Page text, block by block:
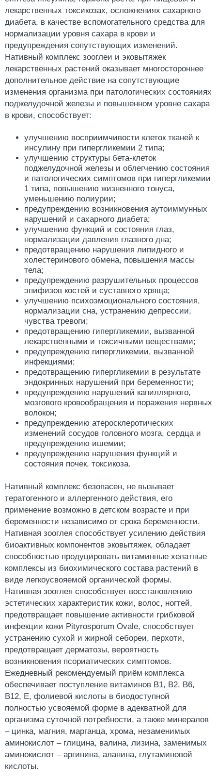
лекарственных токсикозах, осложнениях сахарного
диабета, в качестве вспомогательного средства для
нормализации уровня сахара в крови и
предупреждения сопутствующих изменений.
Нативный комплекс зооглеи и эковытяжек
лекарственных растений оказывает многостороннее
дополнительное действие на сопутствующие
изменения организма при патологических состояниях
поджелудочной железы и повышенном уровне сахара
в крови, способствует:
улучшению восприимчивости клеток тканей к
инсулину при гипергликемии 2 типа;
улучшению структуры бета-клеток
поджелудочной железы и облегчению состояния
и патологических симптомов при гипергликемии
1 типа, повышению жизненного тонуса,
уменьшению полиурии;
предупреждению возникновения аутоиммунных
нарушений и сахарного диабета;
улучшению функций и состояния глаз,
нормализации давления глазного дна;
предотвращению нарушения липидного и
холестеринового обмена, повышения массы
тела;
предупреждению разрушительных процессов
эпифизов костей и суставного хряща;
улучшению психоэмоционального состояния,
нормализации сна, устранению депрессии,
чувства тревоги;
предотвращению гипергликемии, вызванной
лекарственными и токсичными веществами;
предупреждению гипергликемии, вызванной
инфекциями;
предотвращению гипергликемии в результате
эндокринных нарушений при беременности;
предупреждению нарушений капиллярного,
мозгового кровообращения и поражения нервных
волокон;
предупреждению атеросклеротических
изменений сосудов головного мозга, сердца и
предупреждению ишемии;
предупреждению нарушения функций и
состояния почек, токсикоза.
Нативный комплекс безопасен, не вызывает
тератогенного и аллергенного действия, его
применение возможно в детском возрасте и при
беременности независимо от срока беременности.
Нативная зооглея способствует усилению действия
биоактивных компонентов эковытяжек, обладает
способностью продуцировать витаминные хелатные
комплексы из биохимического состава растений в
виде легкоусвояемой органической формы.
Нативная зооглея способствует восстановлению
эстетических характеристик кожи, волос, ногтей,
предотвращает повышение активности грибковой
инфекции кожи Pityrosporum Ovale, способствует
устранению сухой и жирной себореи, перхоти,
предотвращает дерматозы, вероятность
возникновения псориатических симптомов.
Ежедневный рекомендуемый приём комплекса
обеспечивает поступление витаминов В1, В2, В6,
В12, Е, фолиевой кислоты в биодоступной
полностью усвояемой форме в адекватной для
организма суточной потребности, а также минералов
– цинка, магния, марганца, хрома, незаменимых
аминокислот – глицина, валина, лизина, заменимых
аминокислот – аргинина, аланина, глутаминовой
кислоты.